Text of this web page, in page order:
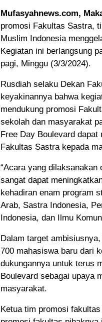
Mufasyahnews.com,
promosi Fakultas Sastra,
Muslim Indonesia
Kegiatan ini berlangsung
pagi, Minggu (3/3/2024).
Rusdiah selaku Dekan
keyakinannya bahwa
mendukung promosi
sekolah dan masyarakat
Free Day Boulevard
Fakultas Sastra kepada
“Acara yang
sangat dapat
kehadiran enam program
Arab, Sastra Indonesia,
Indonesia, dan Ilmu
Dalam target
700 mahasiswa baru dari
dukungannya untuk terus
Boulevard sebagai upaya
masyarakat.
Ketua tim promosi